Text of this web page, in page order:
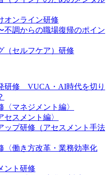
オンライン研修
不調からの職場復帰のポイン
（セルフケア）研修
研修 VUCA・AI時代を切り
マネジメント編〉
スメント編〉
ップ研修（アセスメント手法
〈働き方改革・業務効率化
ント研修